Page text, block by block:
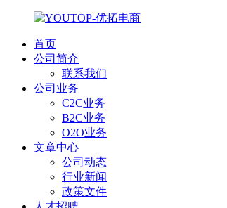
首页
公司简介
联系我们
公司业务
C2C业务
B2C业务
O2O业务
文章中心
公司动态
行业新闻
政策文件